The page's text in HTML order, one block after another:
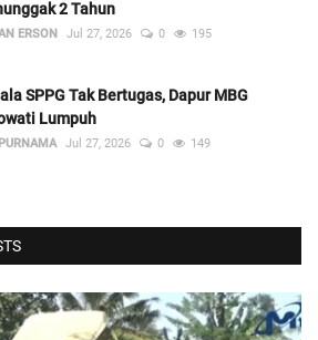
2 Tahun
ERSON Jul 27, 2026 0 195
SPPG Tak Bertugas, Dapur MBG
Lumpuh
Jul 27, 2026 0 149